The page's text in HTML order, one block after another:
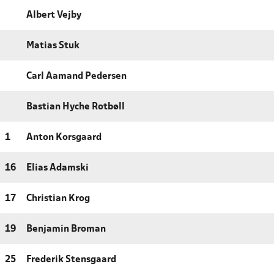
Albert Vejby
Matias Stuk
Carl Aamand Pedersen
Bastian Hyche Rotbøll
1 Anton Korsgaard
16 Elias Adamski
17 Christian Krog
19 Benjamin Broman
25 Frederik Stensgaard